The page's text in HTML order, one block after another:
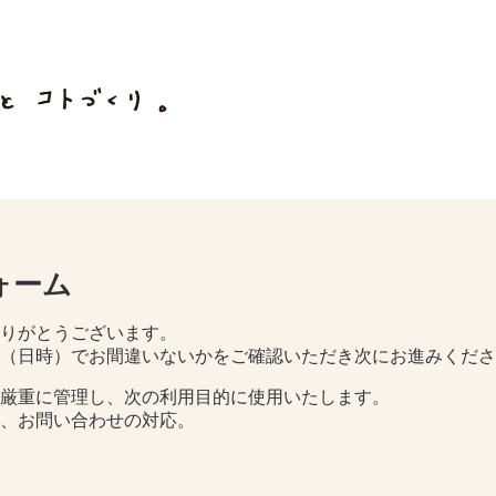
ーム
がとうございます。
日時）でお間違いないかをご確認いただき次にお進みくだ
重に管理し、次の利用目的に使用いたします。
お問い合わせの対応。